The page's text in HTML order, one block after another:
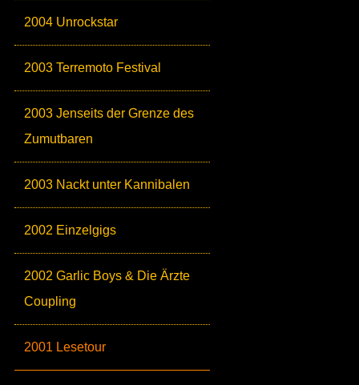
2004 Unrockstar
2003 Terremoto Festival
2003 Jenseits der Grenze des
Zumutbaren
2003 Nackt unter Kannibalen
2002 Einzelgigs
2002 Garlic Boys & Die Ärzte
Coupling
2001 Lesetour